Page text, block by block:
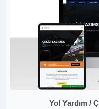
Yol Yardım /